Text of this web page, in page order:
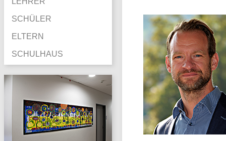
SCHÜLER
ELTERN
SCHULHAUS